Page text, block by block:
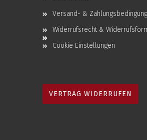
Versand- &
Widerrufsrecht &
Cookie Einstellungen
VERTRAG WIDERRUFEN